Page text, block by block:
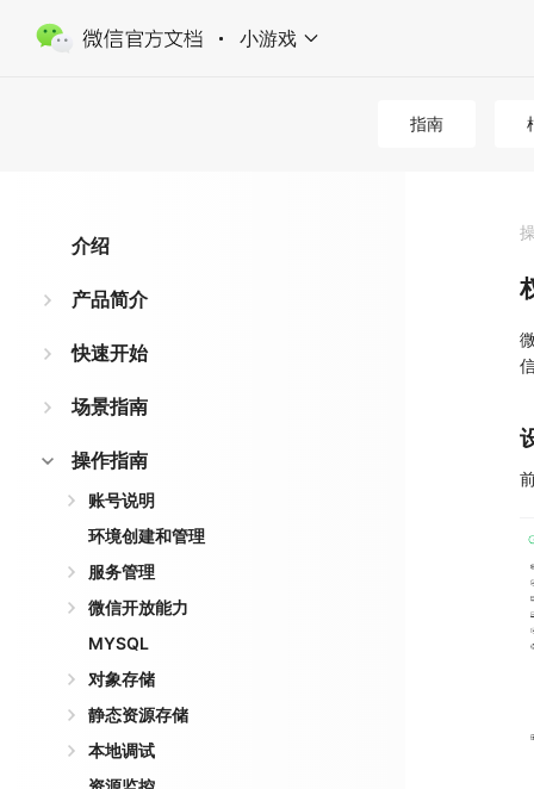
小游戏
指南
介绍
产品简介
快速开始
场景指南
操作指南
账号说明
环境创建和管理
服务管理
微信开放能力
MYSQL
对象存储
静态资源存储
本地调试